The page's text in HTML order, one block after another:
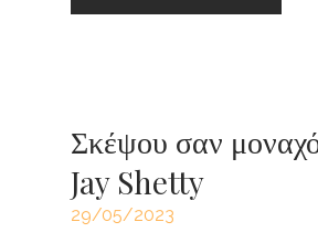
Σκέψου σαν
Jay Shetty
29/05/2023